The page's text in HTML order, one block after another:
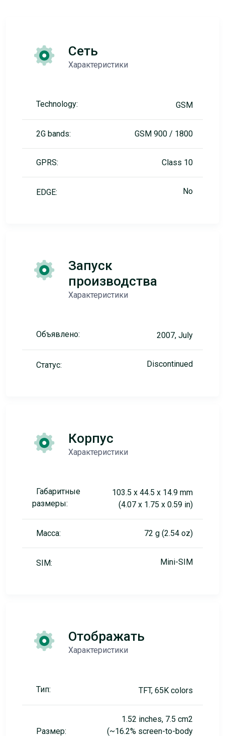
Сеть
Характеристики
Technology: GSM
2G bands: GSM 900 / 1800
GPRS: Class 10
EDGE: No
Запуск
производства
Характеристики
Объявлено: 2007, July
Статус: Discontinued
Корпус
Характеристики
Габаритные
размеры:
103.5 x 44.5 x 14.9 mm
(4.07 x 1.75 x 0.59 in)
Масса: 72 g (2.54 oz)
SIM: Mini-SIM
Отображать
Характеристики
Тип: TFT, 65K colors
Размер:
1.52 inches, 7.5 cm2
(~16.2% screen-to-body